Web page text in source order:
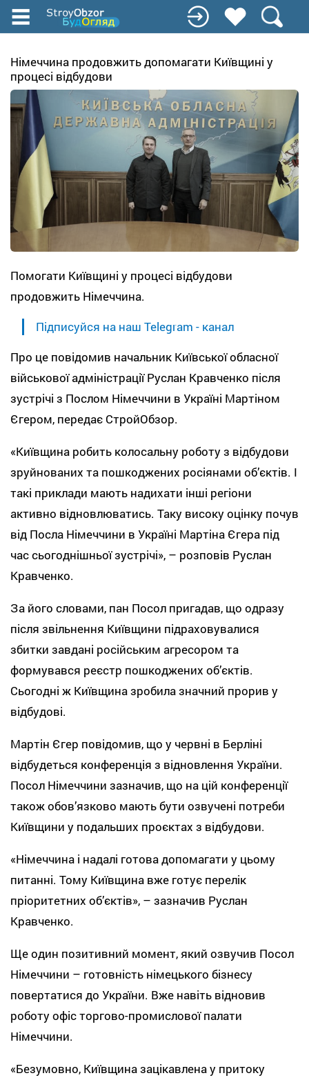
Перейти
до
вмісту
Німеччина продовжить допомагати Київщині у
процесі відбудови
Помогати Київщині у процесі відбудови
продовжить Німеччина.
Підписуйся на наш Telegram - канал
Про це повідомив начальник Київської обласної
військової адміністрації Руслан Кравченко після
зустрічі з Послом Німеччини в Україні Мартіном
Єгером, передає СтройОбзор.
«Київщина робить колосальну роботу з відбудови
зруйнованих та пошкоджених росіянами об’єктів. І
такі приклади мають надихати інші регіони
активно відновлюватись. Таку високу оцінку почув
від Посла Німеччини в Україні Мартіна Єгера під
час сьогоднішньої зустрічі», – розповів Руслан
Кравченко.
За його словами, пан Посол пригадав, що одразу
після звільнення Київщини підраховувалися
збитки завдані російським агресором та
формувався реєстр пошкоджених об’єктів.
Сьогодні ж Київщина зробила значний прорив у
відбудові.
Мартін Єгер повідомив, що у червні в Берліні
відбудеться конференція з відновлення України.
Посол Німеччини зазначив, що на цій конференції
також обов’язково мають бути озвучені потреби
Київщини у подальших проєктах з відбудови.
«Німеччина і надалі готова допомагати у цьому
питанні. Тому Київщина вже готує перелік
пріоритетних об’єктів», – зазначив Руслан
Кравченко.
Ще один позитивний момент, який озвучив Посол
Німеччини – готовність німецького бізнесу
повертатися до України. Вже навіть відновив
роботу офіс торгово-промислової палати
Німеччини.
«Безумовно, Київщина зацікавлена у притоку